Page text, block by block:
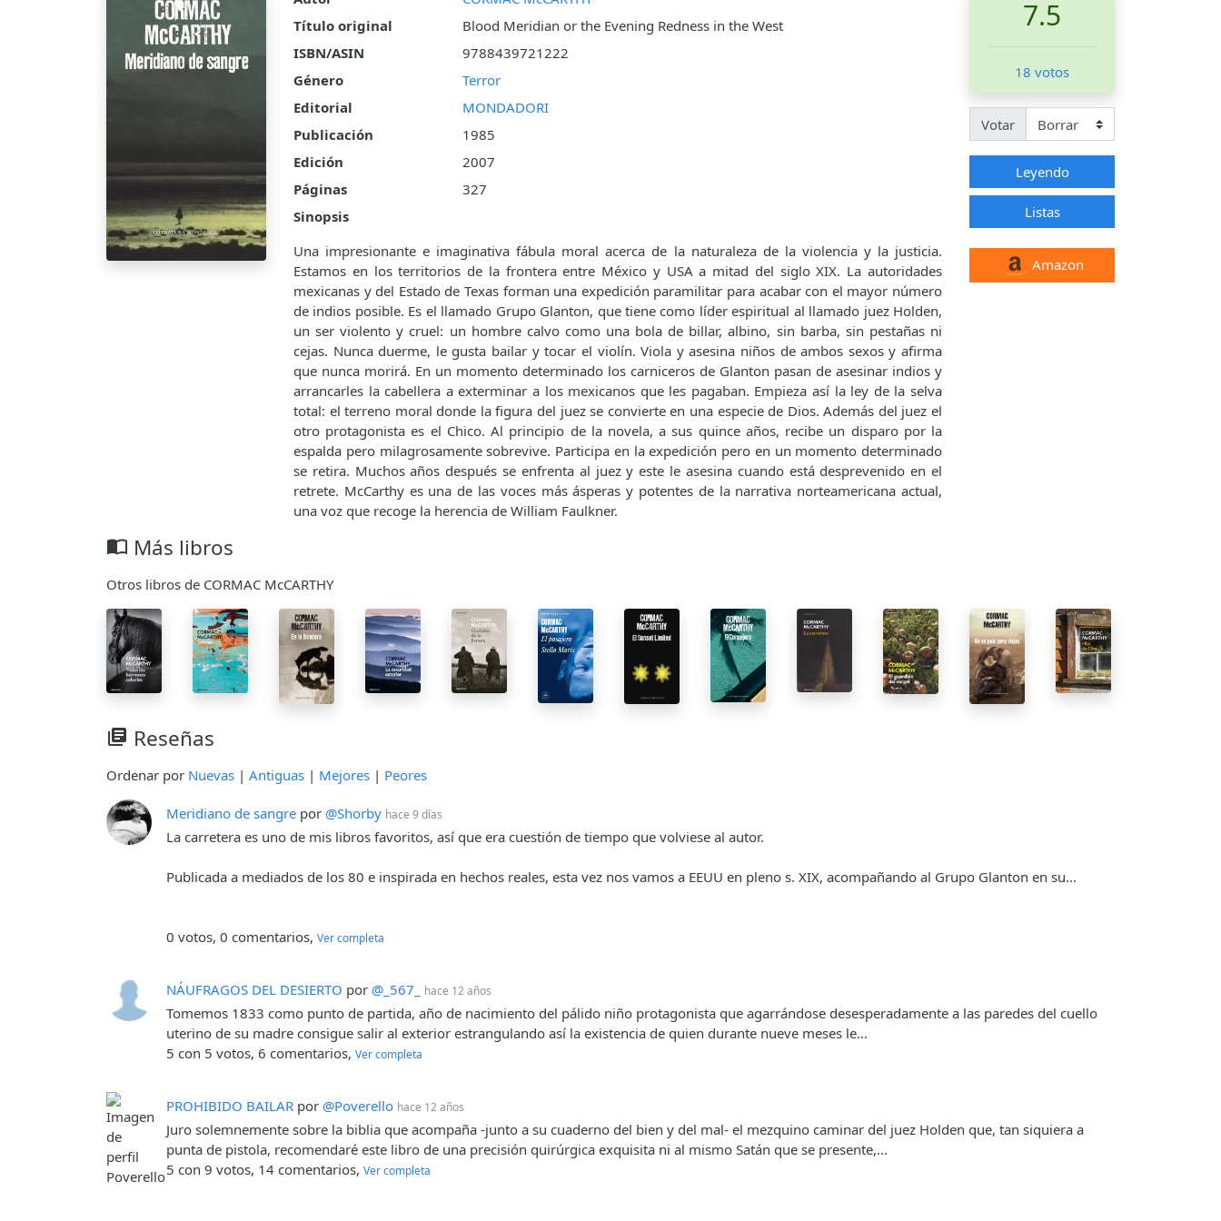
Título original
Blood Meridian or the Evening Redness in the West
ISBN/ASIN
9788439721222
Género
Terror
Editorial
MONDADORI
Publicación
1985
Edición
2007
Páginas
327
Sinopsis
Una impresionante e imaginativa fábula moral acerca de la naturaleza de la violencia y la justicia.
Estamos en los territorios de la frontera entre México y USA a mitad del siglo XIX. La autoridades
mexicanas y del Estado de Texas forman una expedición paramilitar para acabar con el mayor número
de indios posible. Es el llamado Grupo Glanton, que tiene como líder espiritual al llamado juez Holden,
un ser violento y cruel: un hombre calvo como una bola de billar, albino, sin barba, sin pestañas ni
cejas. Nunca duerme, le gusta bailar y tocar el violín. Viola y asesina niños de ambos sexos y afirma
que nunca morirá. En un momento determinado los carniceros de Glanton pasan de asesinar indios y
arrancarles la cabellera a exterminar a los mexicanos que les pagaban. Empieza así la ley de la selva
total: el terreno moral donde la figura del juez se convierte en una especie de Dios. Además del juez el
otro protagonista es el Chico. Al principio de la novela, a sus quince años, recibe un disparo por la
espalda pero milagrosamente sobrevive. Participa en la expedición pero en un momento determinado
se retira. Muchos años después se enfrenta al juez y este le asesina cuando está desprevenido en el
retrete. McCarthy es una de las voces más ásperas y potentes de la narrativa norteamericana actual,
una voz que recoge la herencia de William Faulkner.
7.5
18 votos
Votar
Leyendo
Listas
Amazon
import_contacts Más libros
Otros libros de CORMAC McCARTHY
library_books Reseñas
Ordenar por Nuevas | Antiguas | Mejores | Peores
Meridiano de sangre por @Shorby hace 9 días
La carretera es uno de mis libros favoritos, así que era cuestión de tiempo que volviese al autor.
Publicada a mediados de los 80 e inspirada en hechos reales, esta vez nos vamos a EEUU en pleno s. XIX, acompañando al Grupo Glanton en su...
0 votos, 0 comentarios, Ver completa
NÁUFRAGOS DEL DESIERTO por @_567_ hace 12 años
Tomemos 1833 como punto de partida, año de nacimiento del pálido niño protagonista que agarrándose desesperadamente a las paredes del cuello
uterino de su madre consigue salir al exterior estrangulando así la existencia de quien durante nueve meses le...
5 con 5 votos, 6 comentarios, Ver completa
PROHIBIDO BAILAR por @Poverello hace 12 años
Juro solemnemente sobre la biblia que acompaña -junto a su cuaderno del bien y del mal- el mezquino caminar del juez Holden que, tan siquiera a
punta de pistola, recomendaré este libro de una precisión quirúrgica exquisita ni al mismo Satán que se presente,...
5 con 9 votos, 14 comentarios, Ver completa